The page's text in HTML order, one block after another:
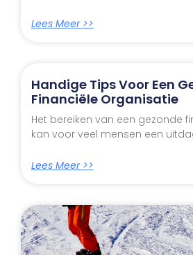
Lees Meer >>
Handige Tips Voor Een
Financiële Organisatie
Het bereiken van een gezonde
kan voor veel mensen een
Lees Meer >>